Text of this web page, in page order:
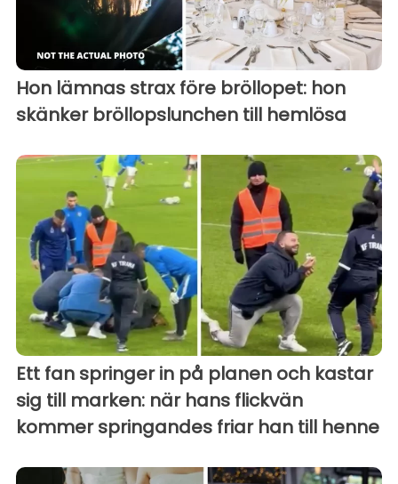
Hon lämnas strax före bröllopet: hon
skänker bröllopslunchen till hemlösa
Ett fan springer in på planen och kastar
sig till marken: när hans flickvän
kommer springandes friar han till henne